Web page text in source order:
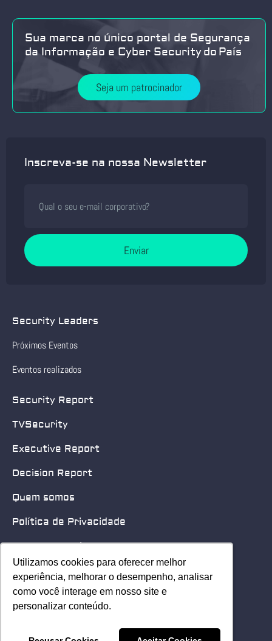
Utilizamos cookies para oferecer melhor
experiência, melhorar o desempenho, analisar
como você interage em nosso site e
personalizar conteúdo.
Utilizamos cookies para oferecer melhor
experiência, melhorar o desempenho, analisar
como você interage em nosso site e
personalizar conteúdo.
Sua marca no único portal de Segurança
da Informação e Cyber Security do País
Seja um patrocinador
Inscreva-se na nossa Newsletter
Enviar
Security Leaders
Próximos Eventos
Eventos realizados
Security Report
TVSecurity
Executive Report
Decision Report
Quem somos
Política de Privacidade
Quero patrocinar
Contato
Home
© 2025 Security Leader. Todos os Direitos Reservados.